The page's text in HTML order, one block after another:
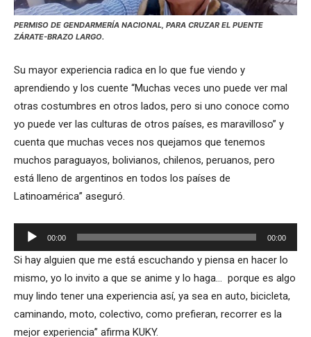
PERMISO DE GENDARMERÍA NACIONAL, PARA CRUZAR EL PUENTE
ZÁRATE-BRAZO LARGO.
Su mayor experiencia radica en lo que fue viendo y
aprendiendo y los cuente “Muchas veces uno puede ver mal
otras costumbres en otros lados, pero si uno conoce como
yo puede ver las culturas de otros países, es maravilloso” y
cuenta que muchas veces nos quejamos que tenemos
muchos paraguayos, bolivianos, chilenos, peruanos, pero
está lleno de argentinos en todos los países de
Latinoamérica” aseguró.
Reproductor
de
audio
00:00 00:00
Si hay alguien que me está escuchando y piensa en hacer lo
mismo, yo lo invito a que se anime y lo haga… porque es algo
muy lindo tener una experiencia así, ya sea en auto, bicicleta,
caminando, moto, colectivo, como prefieran, recorrer es la
mejor experiencia” afirma KUKY.